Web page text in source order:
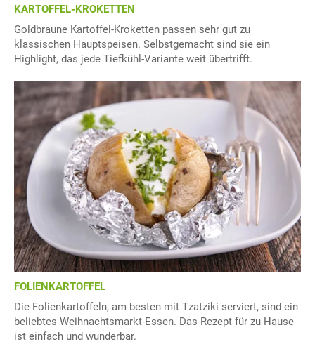
KARTOFFEL-KROKETTEN
Goldbraune Kartoffel-Kroketten passen sehr gut zu
klassischen Hauptspeisen. Selbstgemacht sind sie ein
Highlight, das jede Tiefkühl-Variante weit übertrifft.
FOLIENKARTOFFEL
Die Folienkartoffeln, am besten mit Tzatziki serviert, sind ein
beliebtes Weihnachtsmarkt-Essen. Das Rezept für zu Hause
ist einfach und wunderbar.